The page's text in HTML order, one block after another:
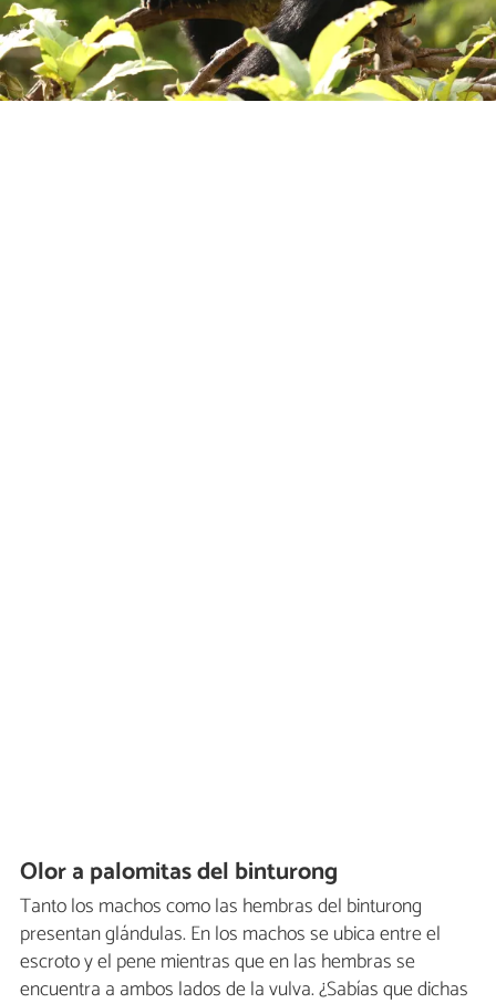
Olor a palomitas del binturong
Tanto los machos como las hembras del binturong
presentan glándulas. En los machos se ubica entre el
escroto y el pene mientras que en las hembras se
encuentra a ambos lados de la vulva. ¿Sabías que dichas